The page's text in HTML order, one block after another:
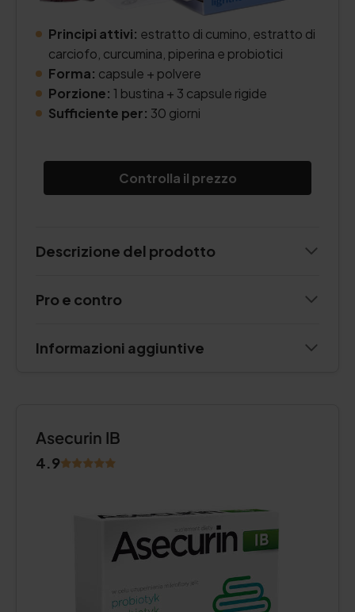
Principi attivi: estratto di cumino, estratto di
carciofo, curcumina, piperina e probiotici
Forma: capsule + polvere
Porzione: 1 bustina + 3 capsule rigide
Sufficiente per: 30 giorni
Controlla il prezzo
Descrizione del prodotto
Pro e contro
Informazioni aggiuntive
Asecurin IB
4.9